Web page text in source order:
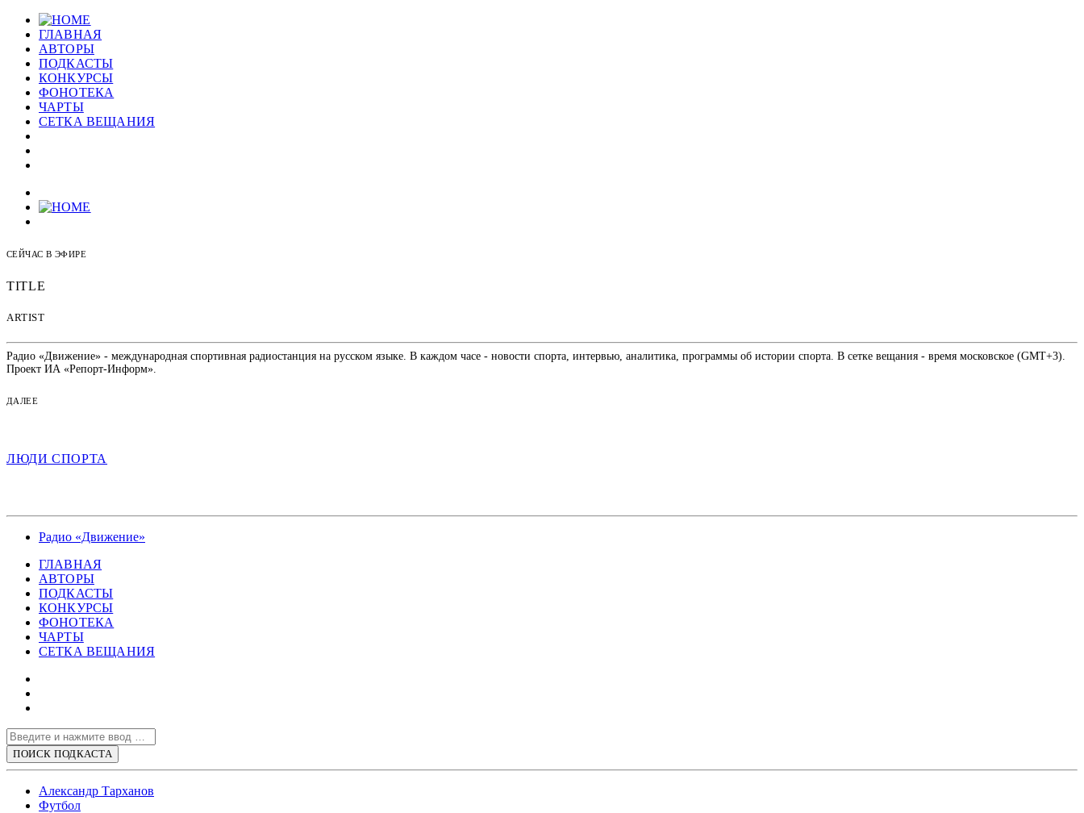
ГЛАВНАЯ
АВТОРЫ
ПОДКАСТЫ
КОНКУРСЫ
ФОНОТЕКА
ЧАРТЫ
СЕТКА ВЕЩАНИЯ
СЕЙЧАС В ЭФИРЕ
TITLE
ARTIST
Радио «Движение» - международная спортивная радиостанция на русском языке. В каждом часе - новости спорта, интервью, аналитика, программы об истории спорта. В сетке вещания - время московское (GMT+3).
Проект ИА «Репорт-Информ».
ДАЛЕЕ
ЛЮДИ СПОРТА
Радио «Движение»
ГЛАВНАЯ
АВТОРЫ
ПОДКАСТЫ
КОНКУРСЫ
ФОНОТЕКА
ЧАРТЫ
СЕТКА ВЕЩАНИЯ
Александр Тарханов
Футбол